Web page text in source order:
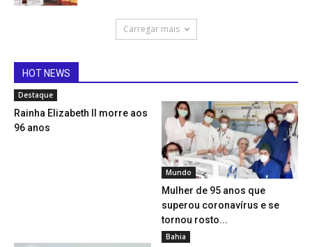
Carregar mais
HOT NEWS
Destaque
Rainha Elizabeth II morre aos
96 anos
Mundo
Mulher de 95 anos que
superou coronavírus e se
tornou rosto...
Bahia